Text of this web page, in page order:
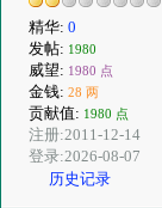
精华: 0
发帖: 1980
威望: 1980 点
金钱: 28 两
贡献值: 1980 点
注册:2011-12-14
登录:2026-08-07
历史记录